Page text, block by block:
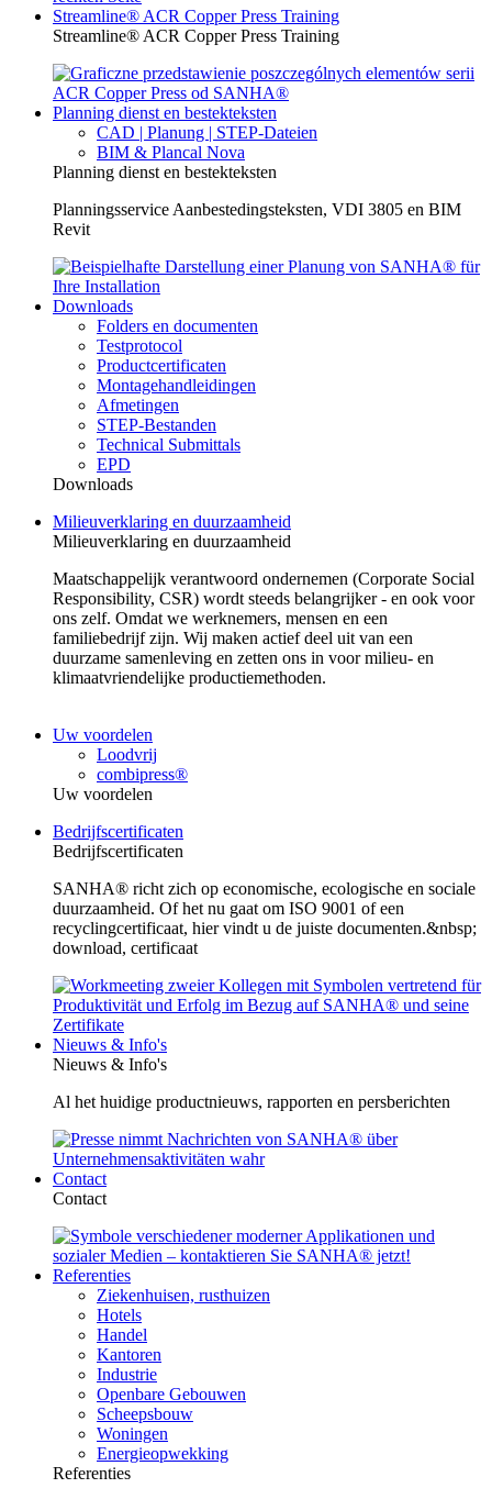
Streamline® ACR Copper Press Training
Streamline® ACR Copper Press Training
Planning dienst en bestekteksten
CAD | Planung | STEP-Dateien
BIM & Plancal Nova
Planning dienst en bestekteksten
Planningsservice Aanbestedingsteksten, VDI 3805 en BIM
Revit
Downloads
Folders en documenten
Testprotocol
Productcertificaten
Montagehandleidingen
Afmetingen
STEP-Bestanden
Technical Submittals
EPD
Downloads
Milieuverklaring en duurzaamheid
Milieuverklaring en duurzaamheid
Maatschappelijk verantwoord ondernemen (Corporate Social
Responsibility, CSR) wordt steeds belangrijker - en ook voor
ons zelf. Omdat we werknemers, mensen en een
familiebedrijf zijn. Wij maken actief deel uit van een
duurzame samenleving en zetten ons in voor milieu- en
klimaatvriendelijke productiemethoden.
Uw voordelen
Loodvrij
combipress®
Uw voordelen
Bedrijfscertificaten
Bedrijfscertificaten
SANHA® richt zich op economische, ecologische en sociale
duurzaamheid. Of het nu gaat om ISO 9001 of een
recyclingcertificaat, hier vindt u de juiste documenten.&nbsp;
download, certificaat
Nieuws & Info's
Nieuws & Info's
Al het huidige productnieuws, rapporten en persberichten
Contact
Contact
Referenties
Ziekenhuisen, rusthuizen
Hotels
Handel
Kantoren
Industrie
Openbare Gebouwen
Scheepsbouw
Woningen
Energieopwekking
Referenties